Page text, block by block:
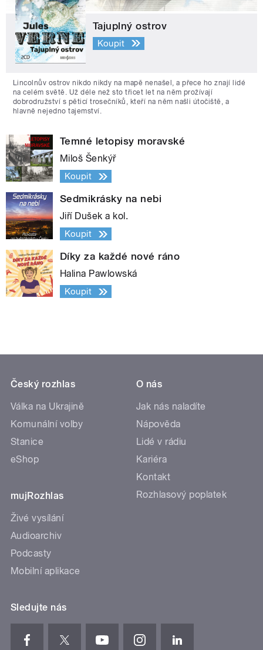
Tajuplný ostrov
Koupit
Lincolnův ostrov nikdo nikdy na mapě nenašel, a přece ho znají lidé
na celém světě. Už déle než sto třicet let na něm prožívají
dobrodružství s pěticí trosečníků, kteří na něm našli útočiště, a
hlavně nejedno tajemství.
Temné letopisy moravské
Miloš Šenkýř
Koupit
Sedmikrásky na nebi
Jiří Dušek a kol.
Koupit
Díky za každé nové ráno
Halina Pawlowská
Koupit
Český rozhlas
Válka na Ukrajině
Komunální volby
Stanice
eShop
mujRozhlas
Živé vysílání
Audioarchiv
Podcasty
Mobilní aplikace
O nás
Jak nás naladíte
Nápověda
Lidé v rádiu
Kariéra
Kontakt
Rozhlasový poplatek
Sledujte nás